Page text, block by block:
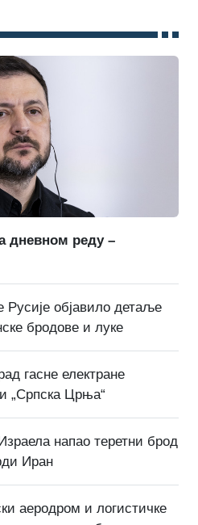
дневном реду –
објавило детаље
бродове и луке
гасне електране
„Српска Црња“
напао теретни брод
Иран
аеродром и логистичке